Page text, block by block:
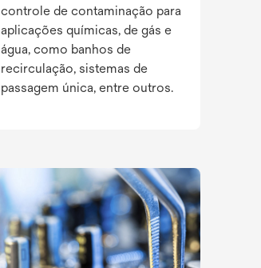
controle de contaminação para
aplicações químicas, de gás e
água, como banhos de
recirculação, sistemas de
passagem única, entre outros.